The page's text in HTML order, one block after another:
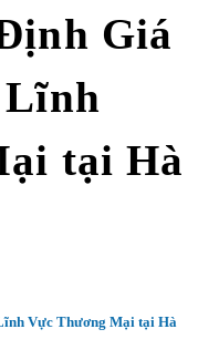
Giá
Lĩnh
tại Hà
Vực Thương Mại tại Hà